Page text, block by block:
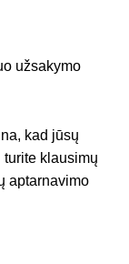
užsakymo
kad jūsų
klausimų
aptarnavimo